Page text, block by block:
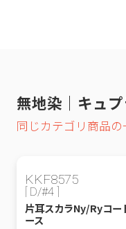
無地染｜キュ
同じカテゴリ商品の
KKF8575
[ D/#4 ]
片耳スカラNy/Ryコー
ース